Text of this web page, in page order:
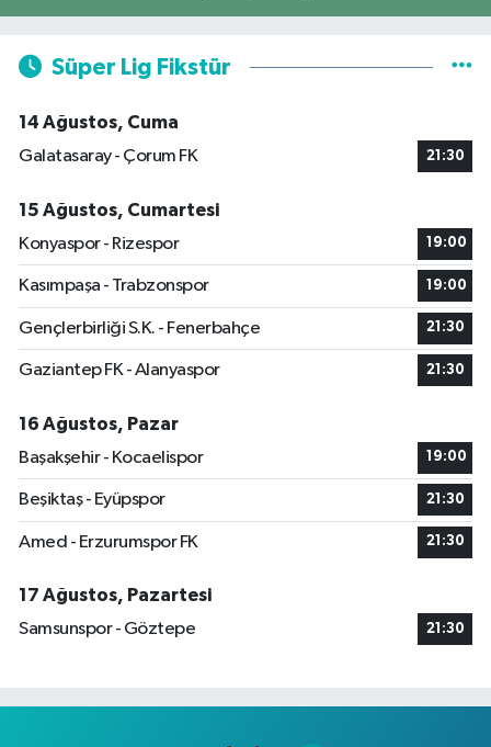
Süper Lig Fikstür
14 Ağustos, Cuma
Galatasaray - Çorum FK
21:30
15 Ağustos, Cumartesi
Konyaspor - Rizespor
19:00
Kasımpaşa - Trabzonspor 19:00
Gençlerbirliği S.K. - Fenerbahçe 21:30
Gaziantep FK - Alanyaspor 21:30
16 Ağustos, Pazar
Başakşehir - Kocaelispor
19:00
Beşiktaş - Eyüpspor 21:30
Amed - Erzurumspor FK 21:30
17 Ağustos, Pazartesi
Samsunspor - Göztepe
21:30